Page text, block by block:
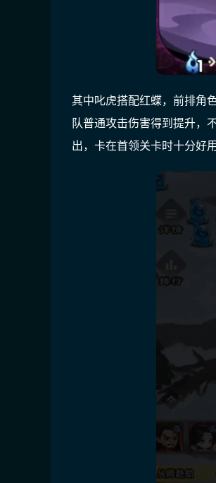
其中叱虎搭配红蝶，前排角
队普通攻击伤害得到提升，
出，卡在首领关卡时十分好